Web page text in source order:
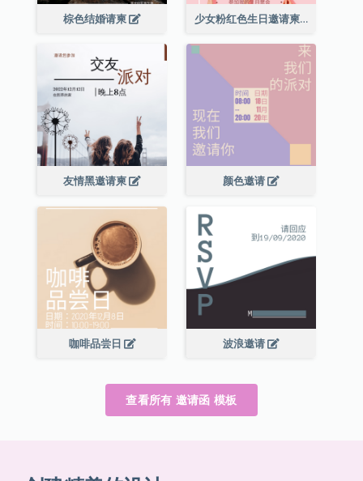
棕色结婚请柬 少女粉红色生日邀请柬
友情黑邀请柬 颜色邀请
咖啡品尝日 波浪邀请
查看所有 邀请函 模板